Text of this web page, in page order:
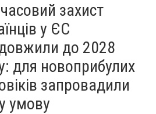
захист
у ЄС
до 2028
для новоприбулих
запровадили
умову